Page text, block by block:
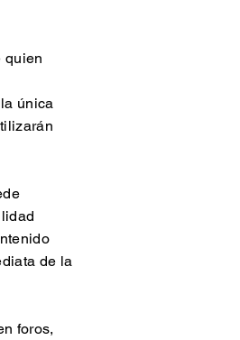
quien
única
de la
foros,